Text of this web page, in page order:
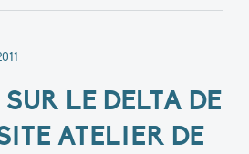
LE DELTA DE
ATELIER DE